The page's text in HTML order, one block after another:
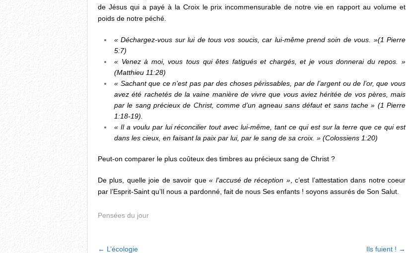
de Jésus qui a payé à la Croix le prix incommensurable de notre vie en rapport au volume et
poids de notre péché.
« Déchargez-vous sur lui de tous vos soucis, car lui-même prend soin de vous. »(1 Pierre
5:7)
« Venez à moi, vous tous qui êtes fatigués et chargés, et je vous donnerai du repos. »
(Matthieu 11:28)
« Sachant que ce n’est pas par des choses périssables, par de l’argent ou de l’or, que vous
avez été rachetés de la vaine manière de vivre que vous aviez héritée de vos pères, mais
par le sang précieux de Christ, comme d’un agneau sans défaut et sans tache » (1 Pierre
1:18-19).
« Il a voulu par lui réconcilier tout avec lui-même, tant ce qui est sur la terre que ce qui est
dans les cieux, en faisant la paix par lui, par le sang de sa croix. » (Colossiens 1:20)
Peut-on comparer le plus coûteux des timbres au précieux sang de Christ ?
De plus, quelle joie de savoir que« l’accusé de réception », c’est l’attestation dans notre coeur
par l’Esprit-Saint qu’Il nous a pardonné, fait de nous Ses enfants ! soyons assurés de Son Salut.
Pensées du jour
POST
← L’écologie Ils fuient ! →